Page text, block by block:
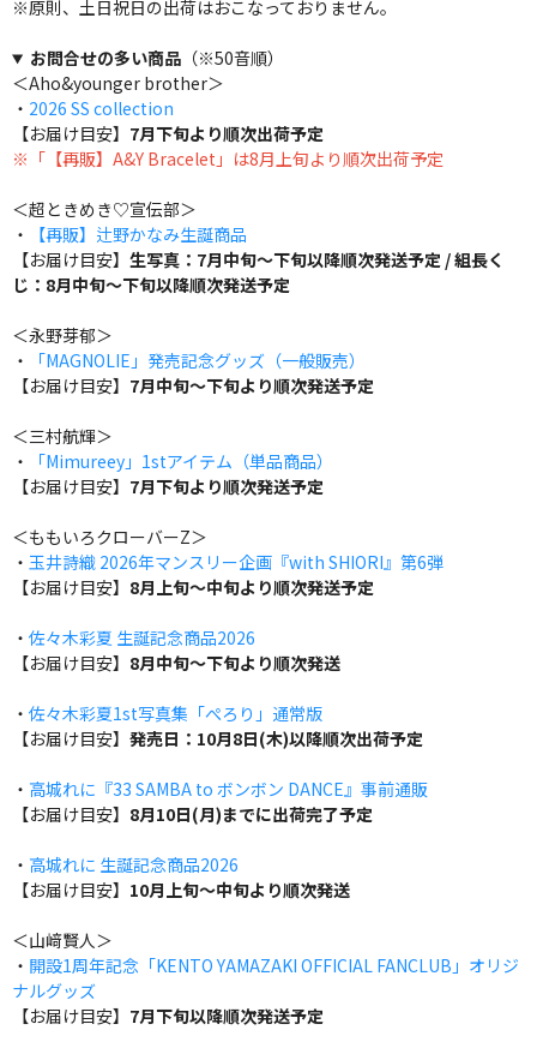
※原則、土日祝日の出荷はおこなっておりません。
お問合せの多い商品（※50音順）
＜Aho&younger brother＞
・ 2026 SS collection
【お届け目安】 7月下旬より順次出荷予定
※「【再販】A&Y Bracelet」は8月上旬より順次出荷予定
＜超ときめき♡宣伝部＞
・
【再販】辻野かなみ生誕商品
【お届け目安】 生写真：7月中旬～下旬以降順次発送予定 / 組長く
じ：8月中旬～下旬以降順次発送予定
＜永野芽郁＞
・
「MAGNOLIE」発売記念グッズ（一般販売）
【お届け目安】 7月中旬～下旬より順次発送予定
＜三村航輝＞
・
「Mimureey」1stアイテム（単品商品）
【お届け目安】 7月下旬より順次発送予定
＜ももいろクローバーZ＞
・ 玉井詩織 2026年マンスリー企画『with SHIORI』第6弾
【お届け目安】 8月上旬～中旬より順次発送予定
・ 佐々木彩夏 生誕記念商品2026
【お届け目安】 8月中旬～下旬より順次発送
・ 佐々木彩夏1st写真集「ぺろり」通常版
【お届け目安】 発売日：10月8日(木)以降順次出荷予定
・ 高城れに『33 SAMBA to ボンボン DANCE』事前通販
【お届け目安】 8月10日(月)までに出荷完了予定
・ 高城れに 生誕記念商品2026
【お届け目安】 10月上旬～中旬より順次発送
＜山﨑賢人＞
・ 開設1周年記念「KENTO YAMAZAKI OFFICIAL FANCLUB」オリジ
ナルグッズ
【お届け目安】 7月下旬以降順次発送予定